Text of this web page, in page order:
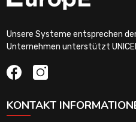
Unsere Systeme entsprechen
Unternehmen unterstützt
KONTAKT